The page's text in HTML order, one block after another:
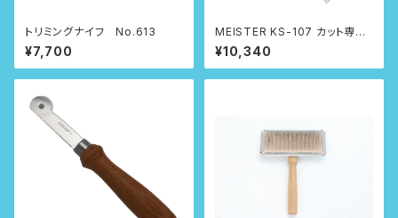
トリミングナイフ No.613
¥7,700
MEISTER KS-107 カット専用
コーム
¥10,340